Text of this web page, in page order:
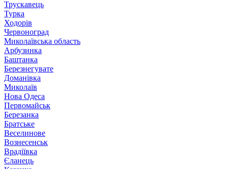
Трускавець
Турка
Ходорів
Червоноград
Миколаївська область
Арбузинка
Баштанка
Березнегувате
Доманівка
Миколаїв
Нова Одеса
Первомайськ
Березанка
Братське
Веселинове
Вознесенськ
Врадіївка
Єланець